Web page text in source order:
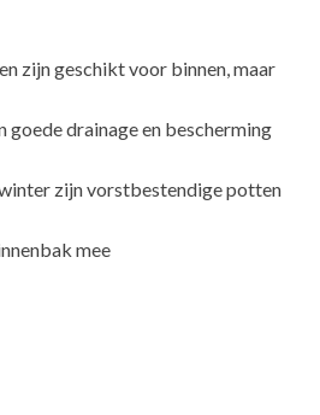
zijn geschikt voor binnen, maar
goede drainage en bescherming
zijn vorstbestendige potten
mee